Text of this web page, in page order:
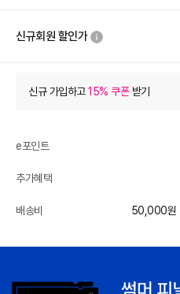
신규회원 할인가
상품 할인 (자동적용)
상품 쿠폰 할인
[더틸버리] 14% 신상 상품
e포인트 (보유 : 0P)
신규 가입하고15% 쿠폰받기
e포인트
추가혜택
국민카드 이벤트
배송비 50,000원